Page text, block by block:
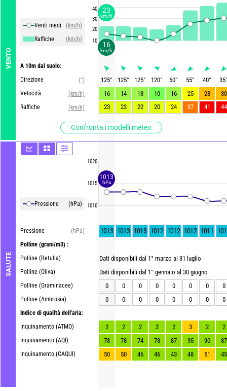
VENTO
Venti medi
(km/h)
Raffiche
(km/h)
A 10m dal suolo:
Direzione
(°)
Velocità
(km/h)
Raffiche
(km/h)
Confronta i modelli meteo
SALUTE
Pressione (hPa)
Pressione
(hPa)
Polline (grani/m3) :
Polline (Betulla)
Polline (Oliva)
Polline (Graminacee)
Polline (Ambrosia)
Indice di qualità dell'aria:
Inquinamento (ATMO)
Inquinamento (AQI)
Inquinamento (CAQUI)
40
30
20
10
1020
1015
1010
125° 125° 125° 120° 60° 55° 40° 35
16
14 13 10 16 25 28
30
23
23 22 20 24 37 41 44
1013 1013 1013 1012 1012 1012 1011
Dati disponibili dal 1° marzo al 31 luglio
Dati disponibili dal 1° gennaio al 30 giugno
0
0 0 0 0 0 0
0
0
0 0 0 0 0 0 0
2 2 2 2 2 3 2
2
78
78 74 78 87 95 90
87
50
50 46 46 43 48 51 45
16
km/h
23
km/h
1013
hPa